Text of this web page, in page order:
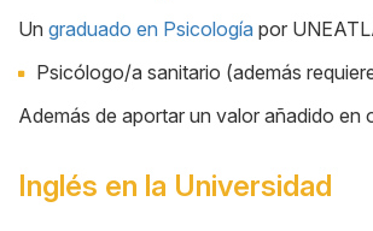
Cuerpo
Un graduado en Psicología por
Psicólogo/a sanitario (además
Además de aportar un valor añadido en
Inglés en la Universidad